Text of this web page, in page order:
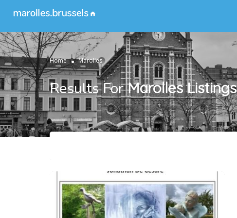
Home Marolles
Results ForMarolles Listings